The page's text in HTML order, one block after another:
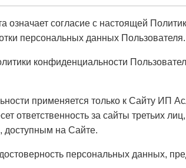
означает согласие с настоящей
персональных данных Пользователя.
конфиденциальности
применяется только к Сайту ИП
ответственность за сайты третьих
доступным на Сайте.
персональных данных,